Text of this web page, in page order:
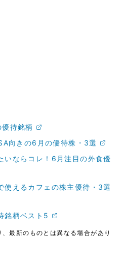
待銘柄
向きの6月の優待株・3選
ならコレ！6月注目の外食優
えるカフェの株主優待・3選
銘柄ベスト5
最新のものとは異なる場合があり